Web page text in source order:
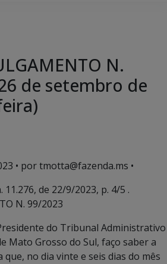
N.
de setembro de
• por tmotta@fazenda.ms •
11.276, de 22/9/2023, p. 4/5 .
N. 99/2023
do Tribunal Administrativo
Mato Grosso do Sul, faço saber a
no dia vinte e seis dias do mês